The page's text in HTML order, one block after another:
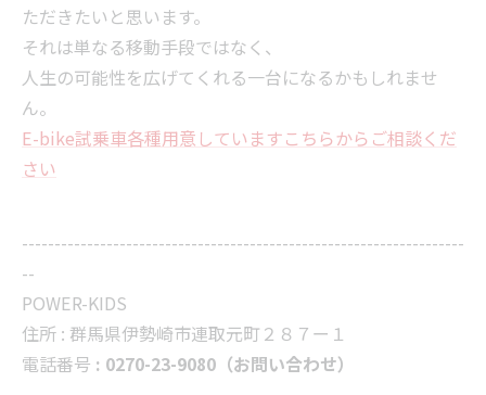
ただきたいと思います。
それは単なる移動手段ではなく、
人生の可能性を広げてくれる一台になるかもしれませ
ん。
E-bike試乗車各種用意していますこちらからご相談くだ
さい
--------------------------------------------------------------------
--
POWER-KIDS
住所 : 群馬県伊勢崎市連取元町２８７ー１
電話番号 : 0270-23-9080（お問い合わせ）